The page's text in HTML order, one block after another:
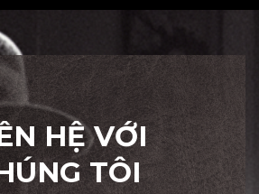
HỆ VỚI
TÔI